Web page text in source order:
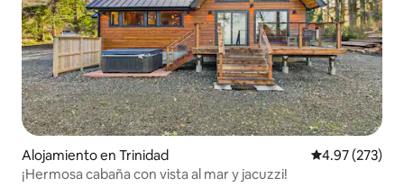
Alojamiento en Trinidad Calificación
4.97 (273)
¡Hermosa cabaña con vista al mar y jacuzzi!